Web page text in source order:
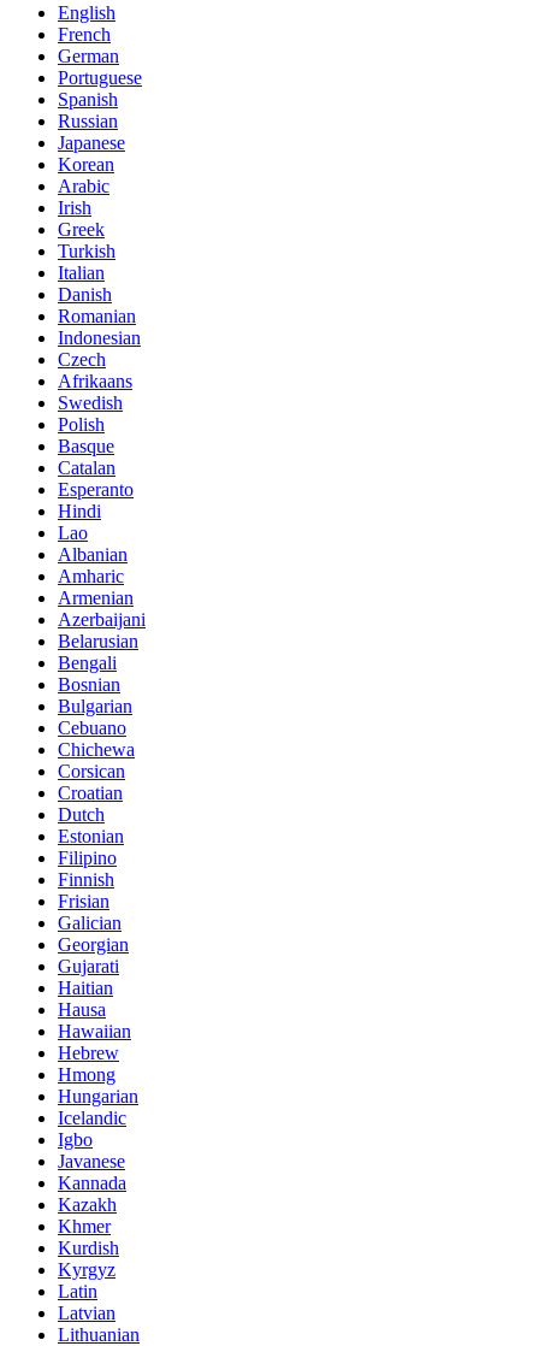
English
French
German
Portuguese
Spanish
Russian
Japanese
Korean
Arabic
Irish
Greek
Turkish
Italian
Danish
Romanian
Indonesian
Czech
Afrikaans
Swedish
Polish
Basque
Catalan
Esperanto
Hindi
Lao
Albanian
Amharic
Armenian
Azerbaijani
Belarusian
Bengali
Bosnian
Bulgarian
Cebuano
Chichewa
Corsican
Croatian
Dutch
Estonian
Filipino
Finnish
Frisian
Galician
Georgian
Gujarati
Haitian
Hausa
Hawaiian
Hebrew
Hmong
Hungarian
Icelandic
Igbo
Javanese
Kannada
Kazakh
Khmer
Kurdish
Kyrgyz
Latin
Latvian
Lithuanian